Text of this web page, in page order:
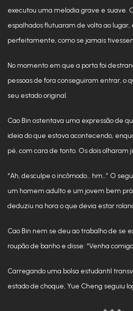
executou uma melodia grave e suave.
espalhados flutuaram de volta ao lugar,
perfeitamente, como se jamais
No momento em que a porta foi
pessoas de fora conseguiram entrar, o
seu estado original.
Cao Bin ostentava uma expressão de
ideia do que estava acontecendo,
pé, com cara de tonto. Os dois olharam
“Ah, desculpe o incômodo… hm…” O
um homem adulto e um jovem bem
deduziu na hora o que devia estar
Cao Bin nem se deu ao trabalho de se
roupão de banho e disse: “Venha
Carregando uma bolsa estudantil
estado de choque, Yue Cheng seguiu